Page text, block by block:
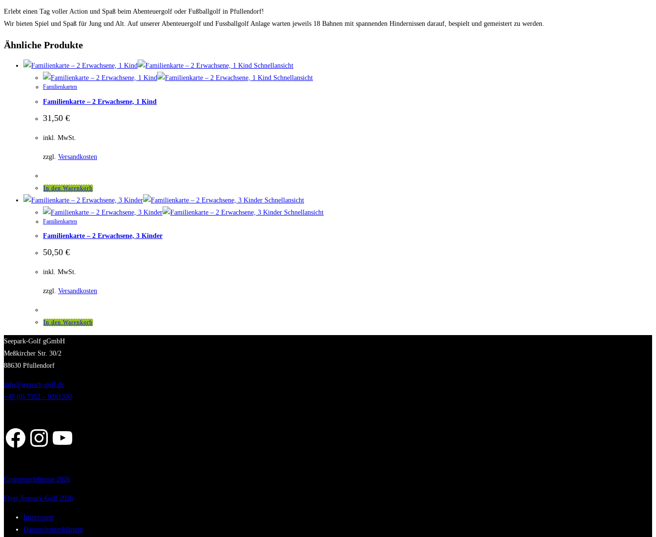
Erlebt einen Tag voller Action und Spaß beim Abenteuergolf oder Fußballgolf in Pfullendorf!
Wir bieten Spiel und Spaß für Jung und Alt. Auf unserer Abenteuergolf und Fussballgolf Anlage warten jeweils 18 Bahnen mit spannenden Hindernissen darauf, bespielt und gemeistert zu werden.
Ähnliche Produkte
Schnellansicht
Schnellansicht
Familienkarten
Familienkarte – 2 Erwachsene, 1 Kind
31,50 €
inkl. MwSt.
zzgl. Versandkosten
In den Warenkorb
Schnellansicht
Schnellansicht
Familienkarten
Familienkarte – 2 Erwachsene, 3 Kinder
50,50 €
inkl. MwSt.
zzgl. Versandkosten
In den Warenkorb
Seepark-Golf gGmbH
Meßkircher Str. 30/2
88630 Pfullendorf
info@seepark-golf.de
+49 (0) 7552 – 9281300
Facebook
Instagram
YouTube
Gruppenerlebnisse 2026
Flyer Seepark-Golf 2026
Impressum
Datenschutzerklärung